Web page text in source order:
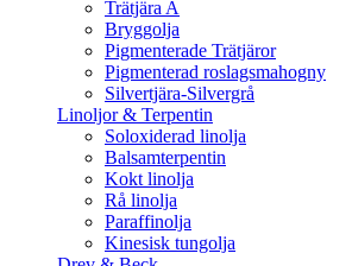
Trätjära A
Bryggolja
Pigmenterade Trätjäror
Pigmenterad roslagsmahogny
Silvertjära-Silvergrå
Linoljor & Terpentin
Soloxiderad linolja
Balsamterpentin
Kokt linolja
Rå linolja
Paraffinolja
Kinesisk tungolja